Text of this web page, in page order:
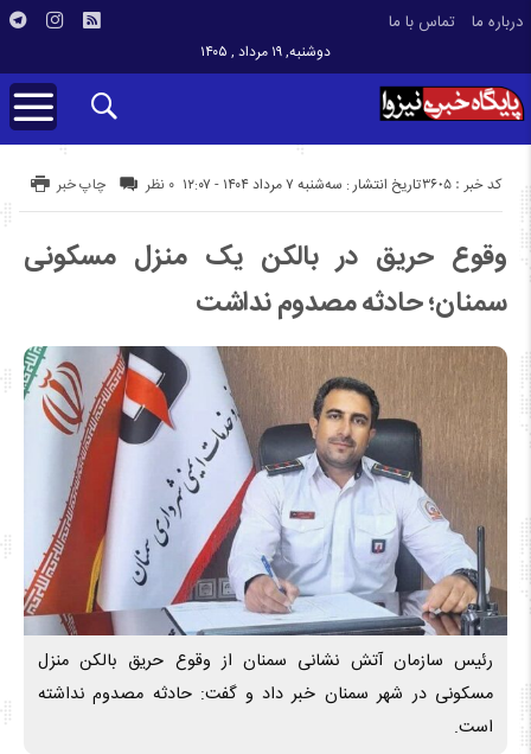
درباره ما تماس با ما
دوشنبه, ۱۹ مرداد , ۱۴۰۵
تاریخ انتشار : سه‌شنبه ۷ مرداد ۱۴۰۴ - ۱۲:۰۷ کد خبر : 3605 چاپ خبر ۰ نظر
وقوع حریق در بالکن یک منزل مسکونی
سمنان؛ حادثه مصدوم نداشت
رئیس سازمان آتش نشانی سمنان از وقوع حریق بالکن منزل
مسکونی در شهر سمنان خبر داد و گفت: حادثه مصدوم نداشته
است.